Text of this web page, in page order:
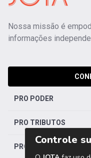
Nossa missão é
informações
PRO PODER
PRO TRIBUTOS
PRO TRABALHISTA